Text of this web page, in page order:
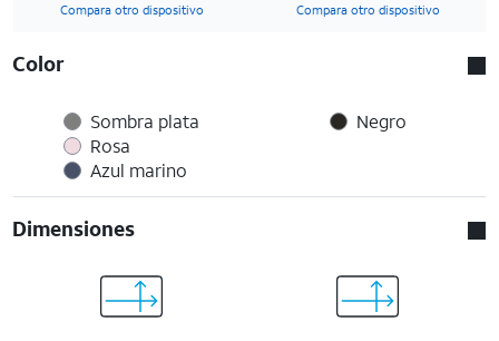
Compara otro dispositivo Compara otro dispositivo
Color
Sombra plata
Rosa
Azul marino
Negro
Dimensiones